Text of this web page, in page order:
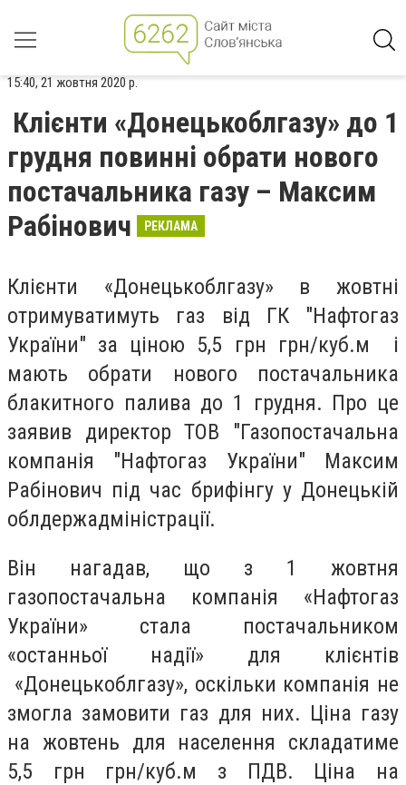
15:40, 21 жовтня 2020 р.
Клієнти «Донецькоблгазу» до 1
грудня повинні обрати нового
постачальника газу – Максим
Рабінович
РЕКЛАМА
Клієнти «Донецькоблгазу» в жовтні
отримуватимуть газ від ГК "Нафтогаз
України" за ціною 5,5 грн грн/куб.м і
мають обрати нового постачальника
блакитного палива до 1 грудня. Про це
заявив директор ТОВ "Газопостачальна
компанія "Нафтогаз України" Максим
Рабінович під час брифінгу у Донецькій
облдержадміністрації.
Він нагадав, що з 1 жовтня
газопостачальна компанія «Нафтогаз
України» стала постачальником
«останньої надії» для клієнтів
«Донецькоблгазу», оскільки компанія не
змогла замовити газ для них. Ціна газу
на жовтень для населення складатиме
5,5 грн грн/куб.м з ПДВ. Ціна на